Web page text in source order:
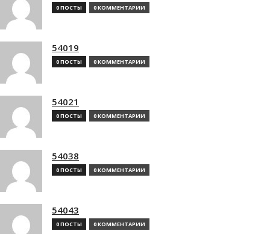
0 ПОСТЫ 0 КОММЕНТАРИИ
54019
0 ПОСТЫ 0 КОММЕНТАРИИ
54021
0 ПОСТЫ 0 КОММЕНТАРИИ
54038
0 ПОСТЫ 0 КОММЕНТАРИИ
54043
0 ПОСТЫ 0 КОММЕНТАРИИ